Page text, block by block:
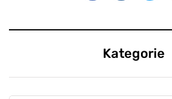
Kategorie